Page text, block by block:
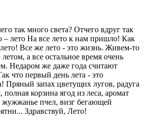
так много света? Отчего вдруг так
– лето На все лето к нам пришло! Как
Все же лето - это жизнь. Живем-то
а все остальное время очень
Недаром же даже года считают
что первый день лета - это
Пряный запах цветущих лугов, радуга
корзина ягод из леса, аромат
жужжанье пчел, визг бегающей
Здравствуй, Лето!